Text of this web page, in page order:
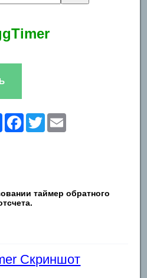
Share FacebookTwitter
таймер обратного